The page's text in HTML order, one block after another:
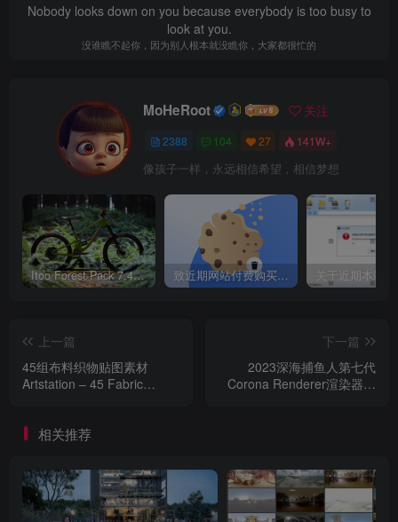
Nobody looks down on you because everybody is too busy to
look at you.
没谁瞧不起你，因为别人根本就没瞧你，大家都很忙的
MoHeRoot 关注
2388 104 27 141W+
像孩子一样，永远相信希望，相信梦想
Itoo Forest Pack 7.4.20 森林插件 For 3DSMAX 2014 ~ 2023 汉化永久版 致近期网站付费购买资源及会员用户后，网页显示依然没有购买解决方法！
上一篇
45组布料织物贴图素材
Artstation – 45 Fabric
下一篇
2023深海捕鱼人第七代
Corona Renderer渲染器写
相关推荐